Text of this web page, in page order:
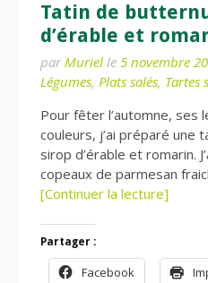
Tatin de
d’érable et
par Muriel le 5 novembre
Légumes, Plats salés, Tartes
Pour fêter l’automne, ses
couleurs, j’ai préparé une
sirop d’érable et romarin.
copeaux de parmesan
[Continuer la lecture]
Partager :
Facebook